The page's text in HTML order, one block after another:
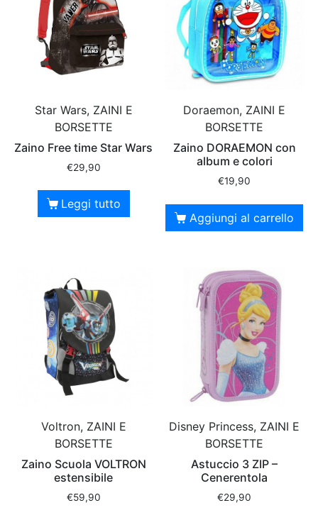
Star Wars, ZAINI E
BORSETTE
Zaino Free time Star Wars
€29,90
Leggi tutto
Doraemon, ZAINI E
BORSETTE
Zaino DORAEMON con
album e colori
€19,90
Aggiungi al carrello
Voltron, ZAINI E
BORSETTE
Zaino Scuola VOLTRON
estensibile
€59,90
Disney Princess, ZAINI E
BORSETTE
Astuccio 3 ZIP –
Cenerentola
€29,90